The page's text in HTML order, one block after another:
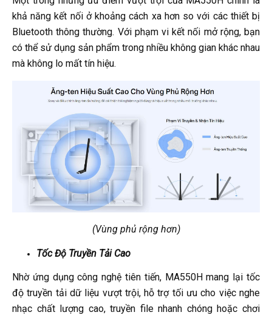
khả năng kết nối ở khoảng cách xa hơn so với các thiết bị
Bluetooth thông thường. Với phạm vi kết nối mở rộng, bạn
có thể sử dụng sản phẩm trong nhiều không gian khác nhau
mà không lo mất tín hiệu.
(Vùng phủ rộng hơn)
Tốc Độ Truyền Tải Cao
Nhờ ứng dụng công nghệ tiên tiến, MA550H mang lại tốc
độ truyền tải dữ liệu vượt trội, hỗ trợ tối ưu cho việc nghe
nhạc chất lượng cao, truyền file nhanh chóng hoặc chơi